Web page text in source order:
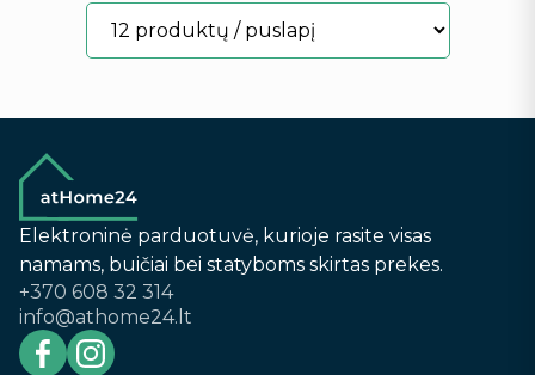
Elektroninė parduotuvė, kurioje rasite visas
namams, buičiai bei statyboms skirtas prekes.
+370 608 32 314
info@athome24.lt